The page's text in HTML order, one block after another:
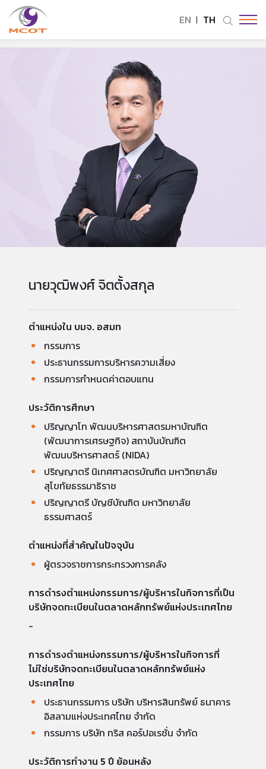
EN TH
นายวุฒิพงศ์ จิตตั้งสกุล
ตำแหน่งใน บมจ. อสมท
กรรมการ
ประธานกรรมการบริหารความเสี่ยง
กรรมการกำหนดค่าตอบแทน
ประวัติการศึกษา
ปริญญาโท พัฒนบริหารศาสตรมหาบัณฑิต
(พัฒนาการเศรษฐกิจ) สถาบันบัณฑิต
พัฒนบริหารศาสตร์ (NIDA)
ปริญญาตรี นิเทศศาสตรบัณฑิต มหาวิทยาลัย
สุโขทัยธรรมาธิราช
ปริญญาตรี บัญชีบัณฑิต มหาวิทยาลัย
ธรรมศาสตร์
ตำแหน่งที่สำคัญในปัจจุบัน
ผู้ตรวจราชการกระทรวงการคลัง
การดำรงตำแหน่งกรรมการ/ผู้บริหารในกิจการที่เป็น
บริษัทจดทะเบียนในตลาดหลักทรัพย์แห่งประเทศไทย
-
การดำรงตำแหน่งกรรมการ/ผู้บริหารในกิจการที่
ไม่ใช่บริษัทจดทะเบียนในตลาดหลักทรัพย์แห่ง
ประเทศไทย
ประธานกรรมการ บริษัท บริหารสินทรัพย์ ธนาคาร
อิสลามแห่งประเทศไทย จำกัด
กรรมการ บริษัท ทริส คอร์ปอเรชั่น จำกัด
ประวัติการทำงาน 5 ปี ย้อนหลัง